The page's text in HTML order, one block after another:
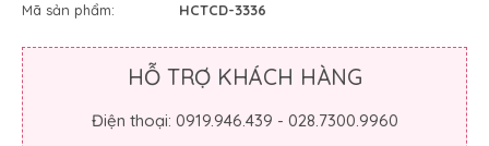
Mã sản phẩm: HCTCD-3336
HỖ TRỢ KHÁCH HÀNG
Điện thoại: 0919.946.439 - 028.7300.9960